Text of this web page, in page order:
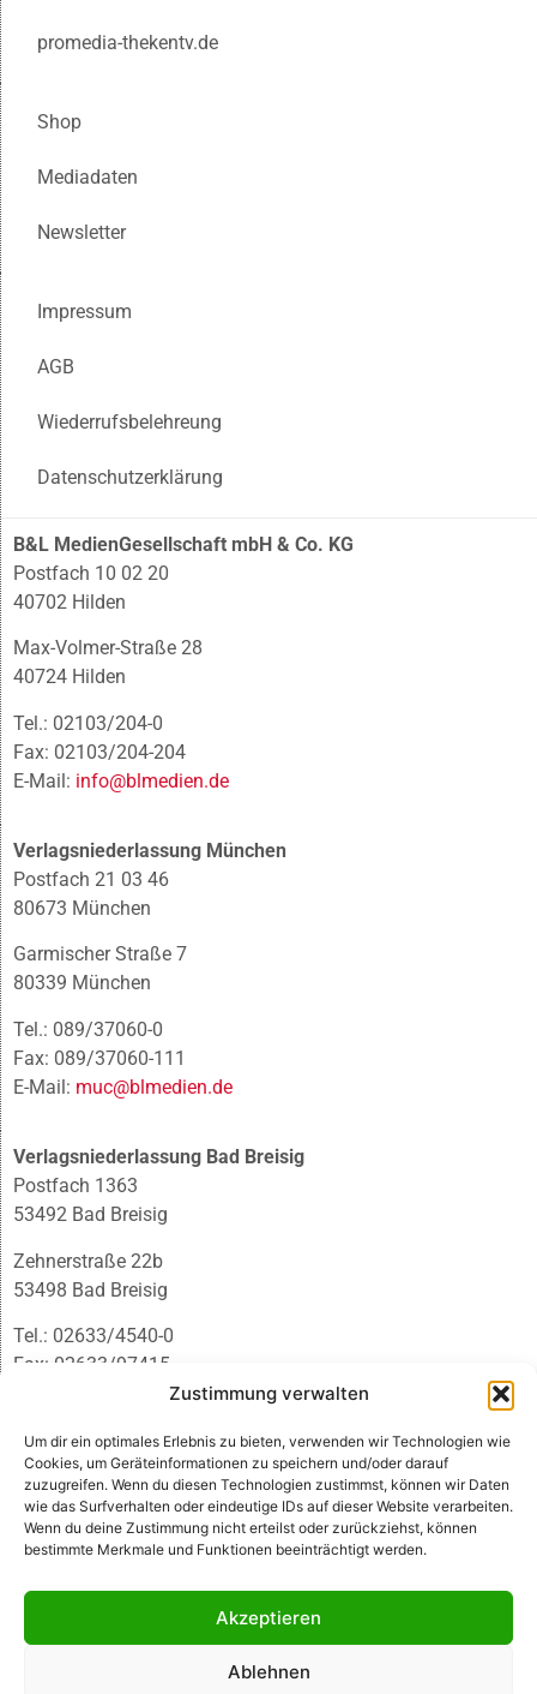
Zustimmung verwalten
Um dir ein optimales Erlebnis zu bieten, verwenden wir Technologien wie
Cookies, um Geräteinformationen zu speichern und/oder darauf
zuzugreifen. Wenn du diesen Technologien zustimmst, können wir Daten
wie das Surfverhalten oder eindeutige IDs auf dieser Website verarbeiten.
Wenn du deine Zustimmung nicht erteilst oder zurückziehst, können
bestimmte Merkmale und Funktionen beeinträchtigt werden.
Akzeptieren
Ablehnen
promedia-thekentv.de
Shop
Mediadaten
Newsletter
Impressum
AGB
Wiederrufsbelehreung
Datenschutzerklärung
B&L MedienGesellschaft mbH & Co. KG
Postfach 10 02 20
40702 Hilden
Max-Volmer-Straße 28
40724 Hilden
Tel.: 02103/204-0
Fax: 02103/204-204
E-Mail: info@blmedien.de
Verlagsniederlassung München
Postfach 21 03 46
80673 München
Garmischer Straße 7
80339 München
Tel.: 089/37060-0
Fax: 089/37060-111
E-Mail: muc@blmedien.de
Verlagsniederlassung Bad Breisig
Postfach 1363
53492 Bad Breisig
Zehnerstraße 22b
53498 Bad Breisig
Tel.: 02633/4540-0
Fax: 02633/97415
infobb@blmedien.de